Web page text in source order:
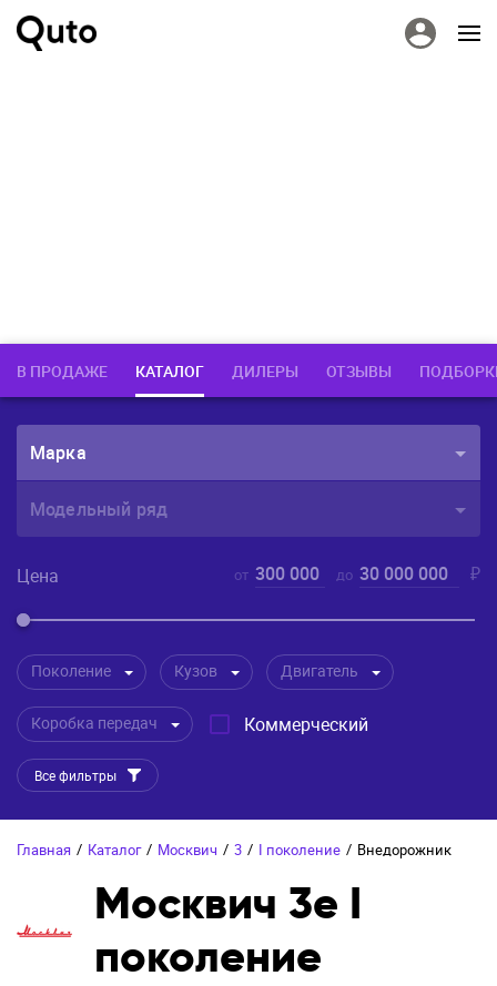
В ПРОДАЖЕ КАТАЛОГ ДИЛЕРЫ ОТЗЫВЫ
Марка
Модельный ряд
Цена от 300 000 до 30 000 000 ₽
Поколение Кузов Двигатель
Коробка передач Коммерческий
Все фильтры
Главная / Каталог / Москвич / 3 / I поколение / Внедорожник
Москвич 3e I
поколение